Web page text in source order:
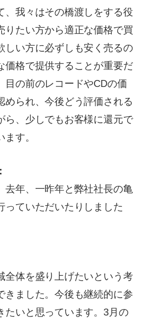
、我々はその橋渡しをする役
りたい方から適正な価格で買
しい方に必ずしも安く売るの
価格で提供することが重要だ
目の前のレコードやCDの価
められ、今後どう評価される
ら、少しでもお客様に還元で
す。
去年、一昨年と弊社社長の亀
っていただいたりしました
全体を盛り上げたいという考
きました。今後も継続的に参
たいと思っています。3月の